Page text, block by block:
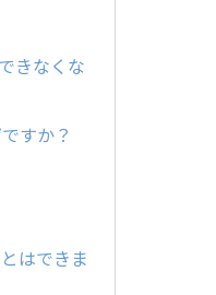
きなくな
すか？
はできま